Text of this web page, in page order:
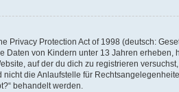
Privacy Protection Act of 1998 (deutsch:
Daten von Kindern unter 13 Jahren
auf der du dich zu registrieren
die Anlaufstelle für
behandelt werden.